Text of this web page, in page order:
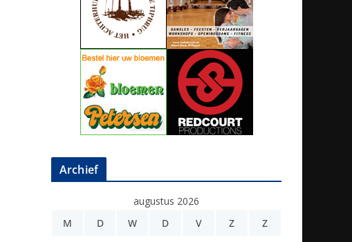
Archief
augustus 2026
M
D W D V Z Z